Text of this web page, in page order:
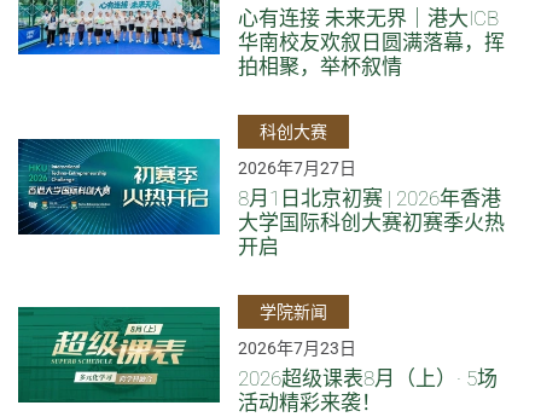
心有连接 未来无界｜港大ICB
华南校友欢叙日圆满落幕，挥
拍相聚，举杯叙情
科创大赛
2026年7月27日
8月1日北京初赛 | 2026年香港
大学国际科创大赛初赛季火热
开启
学院新闻
2026年7月23日
2026超级课表8月（上）· 5场
活动精彩来袭！